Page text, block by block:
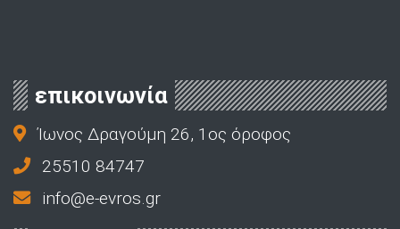
επικοινωνία
Ίωνος Δραγούμη 26, 1ος όροφος
25510 84747
info@e-evros.gr